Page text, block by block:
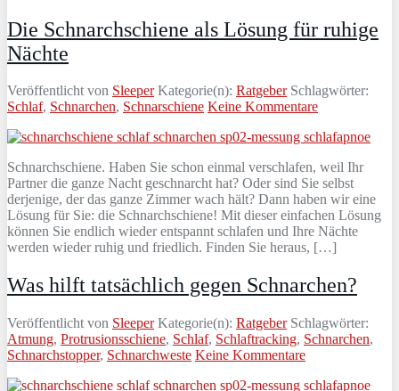
Die Schnarchschiene als Lösung für ruhige
Nächte
Veröffentlicht von Sleeper Kategorie(n): RatgeberSchlagwörter:
Schlaf, Schnarchen, Schnarschiene Keine Kommentare
Schnarchschiene. Haben Sie schon einmal verschlafen, weil Ihr
Partner die ganze Nacht geschnarcht hat? Oder sind Sie selbst
derjenige, der das ganze Zimmer wach hält? Dann haben wir eine
Lösung für Sie: die Schnarchschiene! Mit dieser einfachen Lösung
können Sie endlich wieder entspannt schlafen und Ihre Nächte
werden wieder ruhig und friedlich. Finden Sie heraus, […]
Was hilft tatsächlich gegen Schnarchen?
Veröffentlicht von Sleeper Kategorie(n): RatgeberSchlagwörter:
Atmung, Protrusionsschiene, Schlaf, Schlaftracking, Schnarchen,
Schnarchstopper, Schnarchweste Keine Kommentare